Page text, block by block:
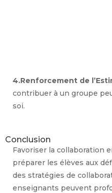
4.Renforcement de
contribuer à un groupe
soi.
Conclusion
Favoriser la collaboration
préparer les élèves aux
des stratégies de
enseignants peuvent